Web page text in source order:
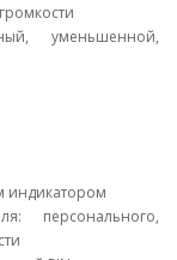
уменьшенной,
индикатором
персонального,